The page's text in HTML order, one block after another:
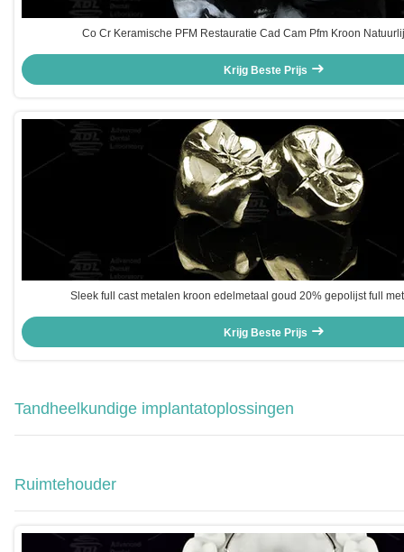
Co Cr Keramische PFM Restauratie Cad Cam Pfm Kroon
Krijg Beste Prijs
Sleek full cast metalen kroon edelmetaal goud 20% gepolijst full
Krijg Beste Prijs
Tandheelkundige implantatoplossingen
Ruimtehouder